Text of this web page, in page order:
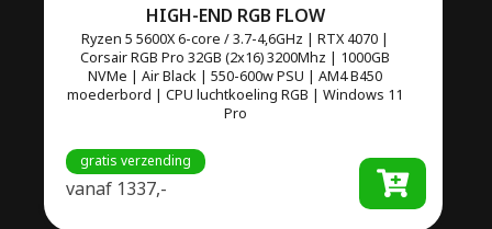
HIGH-END RGB FLOW
Ryzen 5 5600X 6-core / 3.7-4,6GHz | RTX 4070 |
Corsair RGB Pro 32GB (2x16) 3200Mhz | 1000GB
NVMe | Air Black | 550-600w PSU | AM4 B450
moederbord | CPU luchtkoeling RGB | Windows 11
Pro
gratis verzending
vanaf 1337,-